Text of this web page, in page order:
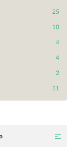
25
10
4
4
2
31